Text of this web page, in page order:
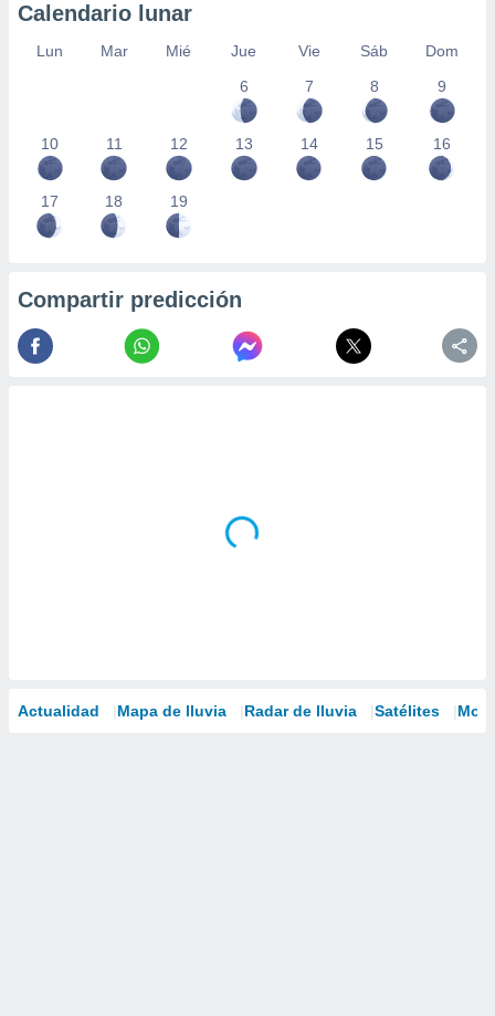
Calendario lunar
Lun Mar Mié Jue Vie Sáb
Dom
6
7 8 9
10 11 12 13 14 15 16
17 18 19
Compartir predicción
Actualidad Mapa de lluvia Radar de lluvia Satélites